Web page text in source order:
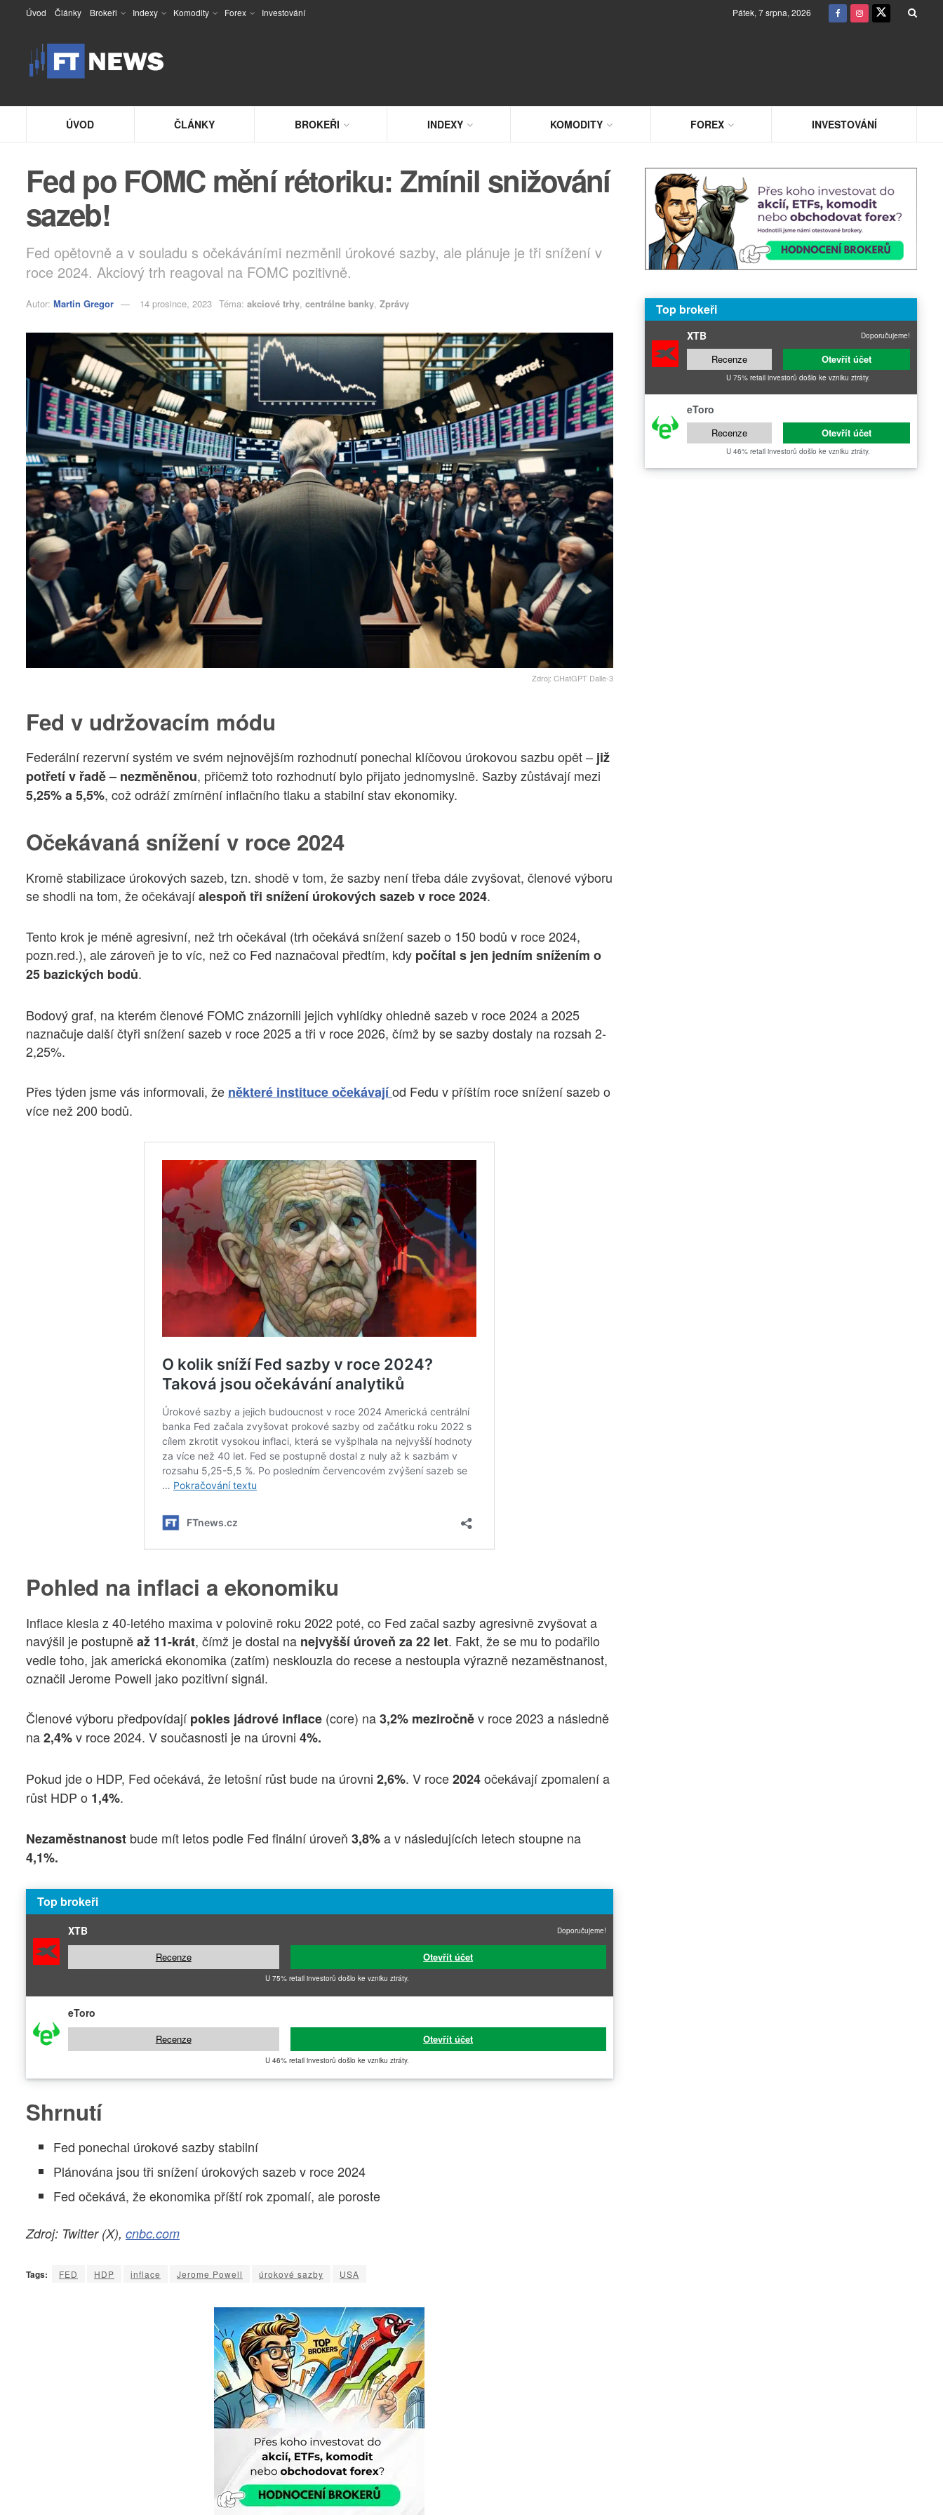
Úvod Články Brokeři Indexy Komodity Forex Investování Pátek, 7 srpna, 2026
ÚVOD ČLÁNKY BROKEŘI INDEXY KOMODITY FOREX INVESTOVÁNÍ
Fed po FOMC mění rétoriku: Zmínil snižování
sazeb!
Fed opětovně a v souladu s očekáváními nezměnil úrokové sazby, ale plánuje je tři snížení v
roce 2024. Akciový trh reagoval na FOMC pozitivně.
Autor: Martin Gregor 14 prosince, 2023 Téma: akciové trhy, centrálne banky, Zprávy
Zdroj: CHatGPT Dalle-3
Fed v udržovacím módu
Federální rezervní systém ve svém nejnovějším rozhodnutí ponechal klíčovou úrokovou sazbu opět – již
potřetí v řadě – nezměněnou, přičemž toto rozhodnutí bylo přijato jednomyslně. Sazby zůstávají mezi
5,25% a 5,5%, což odráží zmírnění inflačního tlaku a stabilní stav ekonomiky.
Očekávaná snížení v roce 2024
Kromě stabilizace úrokových sazeb, tzn. shodě v tom, že sazby není třeba dále zvyšovat, členové výboru
se shodli na tom, že očekávajíalespoň tři snížení úrokových sazeb v roce 2024.
Tento krok je méně agresivní, než trh očekával (trh očekává snížení sazeb o 150 bodů v roce 2024,
pozn.red.), ale zároveň je to víc, než co Fed naznačoval předtím, kdy počítal s jen jedním snížením o
25 bazických bodů.
Bodový graf, na kterém členové FOMC znázornili jejich vyhlídky ohledně sazeb v roce 2024 a 2025
naznačuje další čtyři snížení sazeb v roce 2025 a tři v roce 2026, čímž by se sazby dostaly na rozsah 2-
2,25%.
Přes týden jsme vás informovali, že některé instituce očekávajíod Fedu v příštím roce snížení sazeb o
více než 200 bodů.
Pohled na inflaci a ekonomiku
Inflace klesla z 40-letého maxima v polovině roku 2022 poté, co Fed začal sazby agresivně zvyšovat a
navýšil je postupněaž 11-krát, čímž je dostal na nejvyšší úroveň za 22 let. Fakt, že se mu to podařilo
vedle toho, jak americká ekonomika (zatím) nesklouzla do recese a nestoupla výrazně nezaměstnanost,
označil Jerome Powell jako pozitivní signál.
Členové výboru předpovídajípokles jádrové inflace (core) na3,2% meziročněv roce 2023 a následně
na2,4%v roce 2024. V současnosti je na úrovni 4%.
Pokud jde o HDP, Fed očekává, že letošní růst bude na úrovni 2,6%. V roce2024očekávají zpomalení a
růst HDP o 1,4%.
Nezaměstnanost bude mít letos podle Fed finální úroveň 3,8%a v následujících letech stoupne na
4,1%.
Top brokeři
XTB Doporučujeme!
Recenze Otevřít účet
U 75% retail investorů došlo ke vzniku ztráty.
eToro
Recenze Otevřít účet
U 46% retail investorů došlo ke vzniku ztráty.
Shrnutí
Fed ponechal úrokové sazby stabilní
Plánována jsou tři snížení úrokových sazeb v roce 2024
Fed očekává, že ekonomika příští rok zpomalí, ale poroste
Zdroj: Twitter (X), cnbc.com
Tags: FED HDP inflace Jerome Powell úrokové sazby USA
Top brokeři
XTB Doporučujeme!
Recenze Otevřít účet
U 75% retail investorů došlo ke vzniku ztráty.
eToro
Recenze Otevřít účet
U 46% retail investorů došlo ke vzniku ztráty.